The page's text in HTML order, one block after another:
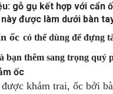
gỗ gụ kết hợp với cẩn
ày được l àm dưới bàn
ốc có thể dùng đểđựng t
à bạn thêm sang trọng quý
ốc
được khảm trai, ốc bởi